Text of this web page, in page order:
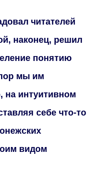
читателей
наконец, решил
понятию
мы им
на интуитивном
себе что-то
видом